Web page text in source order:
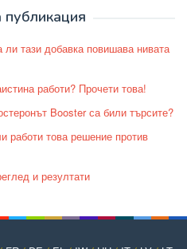
тази добавка повишава нивата
работи? Прочети това!
Booster са били търсите?
работи това решение против
и резултати